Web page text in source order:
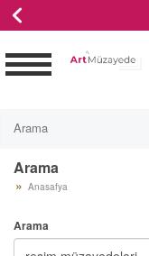
Arama
Anasafya
Arama